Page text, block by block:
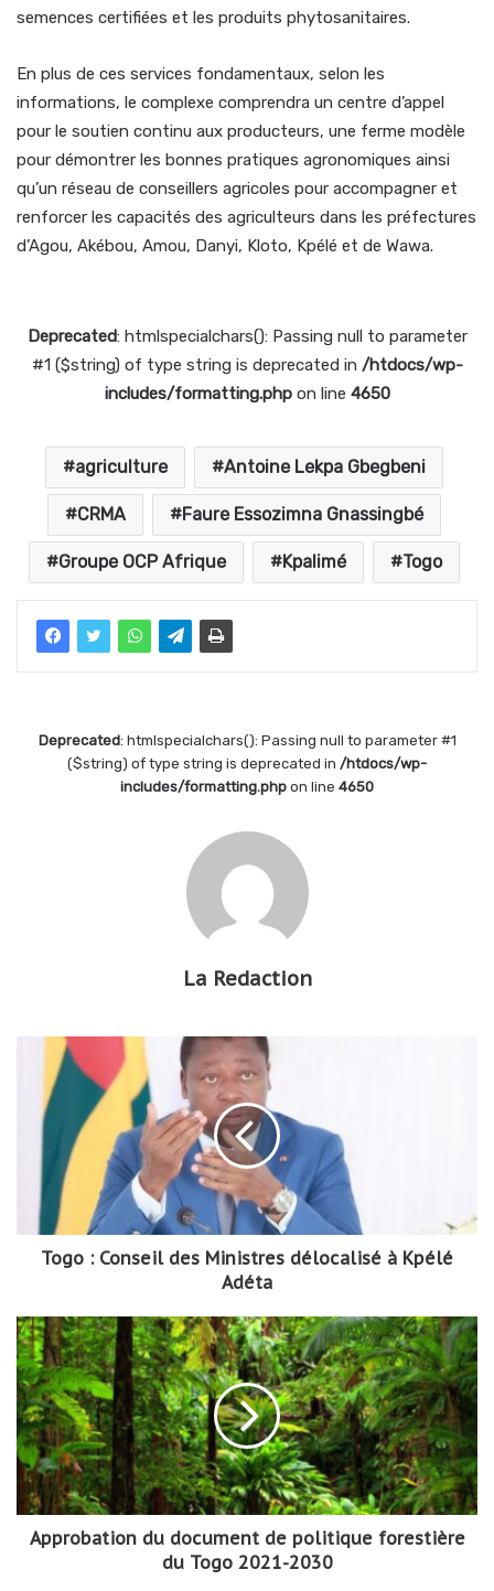
semences certifiées et les produits phytosanitaires.
En plus de ces services fondamentaux, selon les
informations, le complexe comprendra un centre d’appel
pour le soutien continu aux producteurs, une ferme modèle
pour démontrer les bonnes pratiques agronomiques ainsi
qu’un réseau de conseillers agricoles pour accompagner et
renforcer les capacités des agriculteurs dans les préfectures
d’Agou, Akébou, Amou, Danyi, Kloto, Kpélé et de Wawa.
Deprecated: htmlspecialchars(): Passing null to parameter
#1 ($string) of type string is deprecated in /htdocs/wp-
includes/formatting.phpon line 4650
agriculture Antoine Lekpa Gbegbeni
CRMA Faure Essozimna Gnassingbé
Groupe OCP Afrique Kpalimé Togo
Deprecated: htmlspecialchars(): Passing null to parameter #1
($string) of type string is deprecated in /htdocs/wp-
includes/formatting.php on line 4650
La Redaction
Togo : Conseil des Ministres délocalisé à Kpélé
Adéta
Approbation du document de politique forestière
du Togo 2021-2030